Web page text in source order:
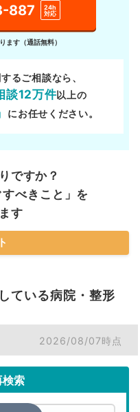
887
24h
対応
ます（通話無料）
るご相談なら、
談12万件以上の
にお任せください。
ですか？
べきこと」を
す
ている病院・整形
2026/08/07時点
検索